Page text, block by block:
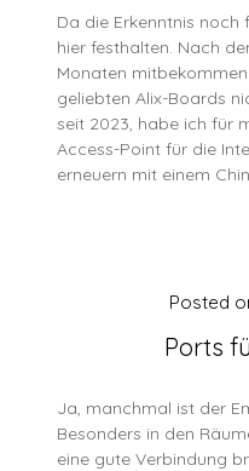
Da die Erkenntnis noch
hier festhalten. Nach
Monaten
geliebten Alix-Boards
seit 2023, habe ich für
Access-Point für die
erneuern mit einem
Ports
Posted
Ja, manchmal ist der
Besonders in den
eine gute Verbindung